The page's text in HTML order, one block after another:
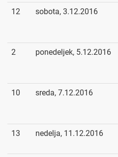
12 sobota, 3.12.2016
2 ponedeljek, 5.12.2016
10 sreda, 7.12.2016
13 nedelja, 11.12.2016